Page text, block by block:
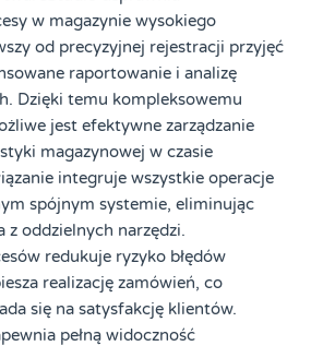
w magazynie wysokiego
od precyzyjnej rejestracji przyjęć
raportowanie i analizę
Dzięki temu kompleksowemu
jest efektywne zarządzanie
magazynowej w czasie
integruje wszystkie operacje
spójnym systemie, eliminując
z oddzielnych narzędzi.
redukuje ryzyko błędów
realizację zamówień, co
się na satysfakcję klientów.
pełną widoczność